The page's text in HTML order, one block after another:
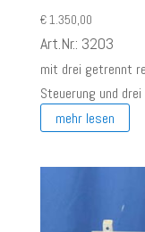
€1.350,00
Art.Nr.: 3203
mit drei getrennt
Steuerung und
mehr lesen